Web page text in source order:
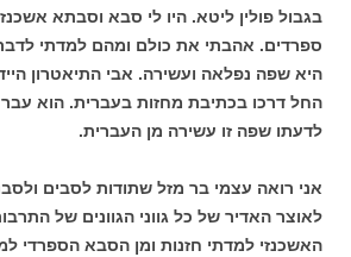
בגבול פולין ליטא. היו לי סבא וסבתא
ספרדים. אהבתי את כולם ומהם למדתי לדבר
היא שפה נפלאה ועשירה. אבי התיאטרון
החל דרכו בכתיבת מחזות בעברית. הוא עבר
לדעתו שפה זו עשירה מן העברית.
אני רואה עצמי בר מזל שתודות לסבים
לאוצר האדיר של כל גווני הגוונים של
האשכנזי למדתי חזנות ומן הסבא הספרדי